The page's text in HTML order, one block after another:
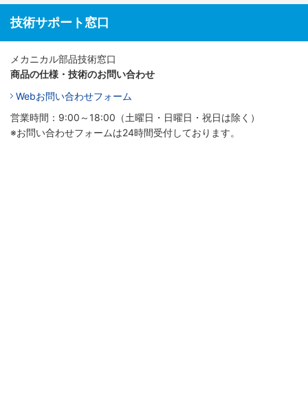
技術サポート窓口
メカニカル部品技術窓口
商品の仕様・技術のお問い合わせ
Webお問い合わせフォーム
営業時間：9:00～18:00（土曜日・日曜日・祝日は除く）
※お問い合わせフォームは24時間受付しております。